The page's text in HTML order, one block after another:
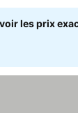
les prix